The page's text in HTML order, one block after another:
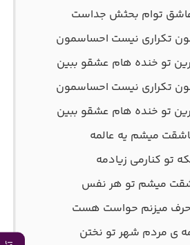
توام بحثش جداست
تکراری نیست احساسمون
تو خنده هام عشقو ببین
تکراری نیست احساسمون
تو خنده هام عشقو ببین
میشم یه عالمه
تو کنارمی زیادمه
میشم تو هر نفس
حرف میزنم حواست هست
ی مردم شهر تو نختن